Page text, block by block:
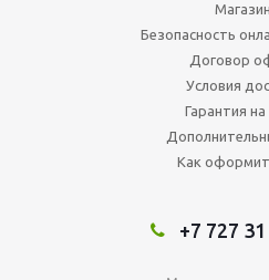
Безопасность
Договор
Условия
Гарантия
Как
+7 727